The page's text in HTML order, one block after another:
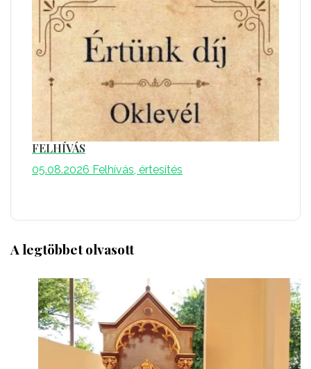
FELHÍVÁS
05.08.2026 Felhívás, értesítés
A legtöbbet olvasott